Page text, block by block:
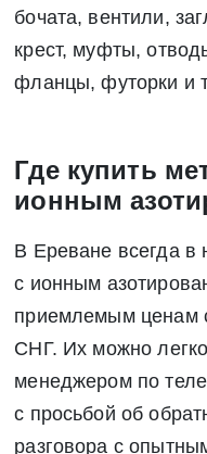
бочата, вентили,
крест, муфты,
фланцы, футорки и
Где купить
ионным
В Ереване всегда в
с ионным
приемлемым ценам
СНГ. Их можно
менеджером по
с просьбой об
разговора с